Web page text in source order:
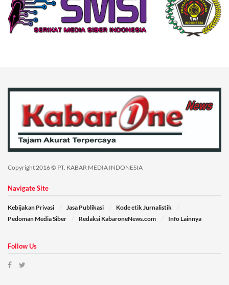
Copyright 2016 © PT. KABAR MEDIA INDONESIA
Navigate Site
Kebijakan Privasi Jasa Publikasi
Kode etik Jurnalistik
Pedoman Media Siber
Redaksi KabaroneNews.com Info Lainnya
Follow Us